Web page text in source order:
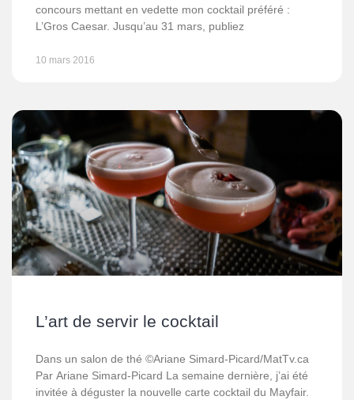
concours mettant en vedette mon cocktail préféré :
L’Gros Caesar. Jusqu’au 31 mars, publiez
10 mars 2016
L’art de servir le cocktail
Dans un salon de thé ©Ariane Simard-Picard/MatTv.ca
Par Ariane Simard-Picard La semaine dernière, j’ai été
invitée à déguster la nouvelle carte cocktail du Mayfair.